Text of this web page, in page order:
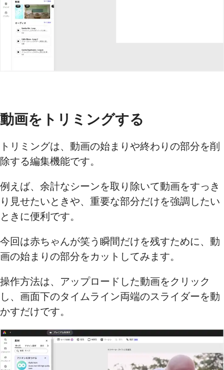
動画をトリミングする
トリミングは、動画の始まりや終わりの部分を削
除する編集機能です。
例えば、余計なシーンを取り除いて動画をすっき
り見せたいときや、重要な部分だけを強調したい
ときに便利です。
今回は赤ちゃんが笑う瞬間だけを残すために、動
画の始まりの部分をカットしてみます。
操作方法は、アップロードした動画をクリック
し、画面下のタイムライン両端のスライダーを動
かすだけです。